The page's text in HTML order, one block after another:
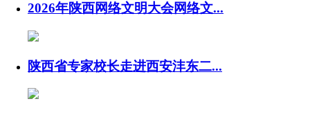
2026年陕西网络文明大会网络文...
陕西省专家校长走进西安沣东二...